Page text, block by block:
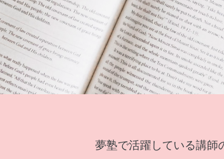
夢塾で活躍している講師